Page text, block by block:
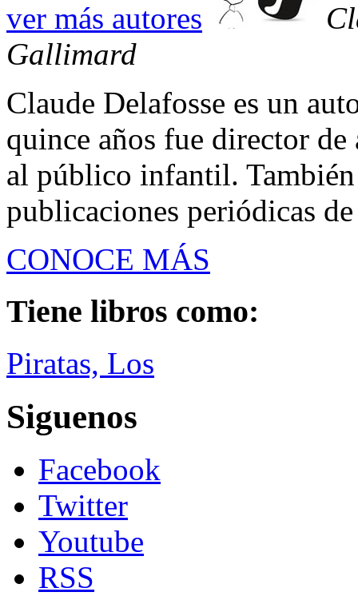
ver más autores
Gallimard
Claude Delafosse es un
quince años fue director
al público infantil.
publicaciones periódicas
CONOCE MÁS
Tiene libros como:
Piratas, Los
Siguenos
Facebook
Twitter
Youtube
RSS